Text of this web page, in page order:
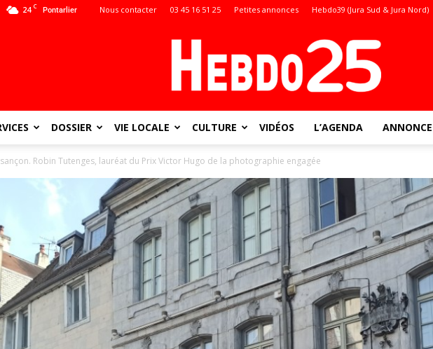
24 C Pontarlier Nous contacter 03 45 16 51 25 Petites annonces Hebdo39 (Jura Sud & Jura Nord)
:
toute
DOSSIER VIE LOCALE CULTURE VIDÉOS L’AGENDA
Robin Tutenges, lauréat du Prix Victor Hugo de la photographie engagée